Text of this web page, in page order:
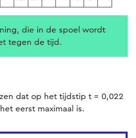
die in de spoel wordt
tegen de tijd.
dat op het tijdstip t = 0,022
eerst maximaal is.